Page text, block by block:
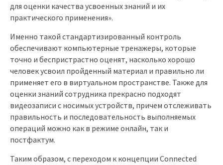
для оценки качества усвоенных знаний и их
практического применения».
Именно такой стандартизированный контроль
обеспечивают компьютерные тренажеры, которые
точно и беспристрастно оценят, насколько хорошо
человек усвоил пройденный материал и правильно ли
применяет его в виртуальном пространстве. Также для
оценки знаний сотрудника прекрасно подходят
видеозаписи с носимых устройств, причем отслеживать
правильность и последовательность выполняемых
операций можно как в режиме онлайн, так и
постфактум.
Таким образом, с переходом к концепции Connected